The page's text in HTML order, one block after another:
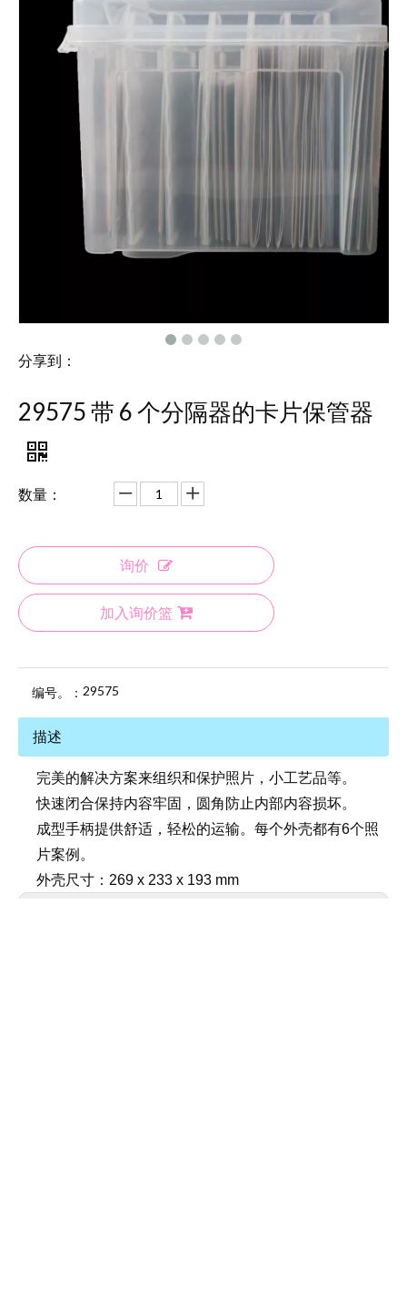
分享到：
29575 带 6 个分隔器的卡片保管器
数量：
询价
加入询价篮
编号。： 29575
描述
完美的解决方案来组织和保护照片，小工艺品等。
快速闭合保持内容牢固，圆角防止内部内容损坏。
成型手柄提供舒适，轻松的运输。每个外壳都有6个照
片案例。
外壳尺寸：269 x 233 x 193 mm